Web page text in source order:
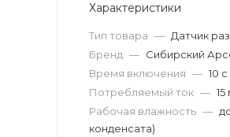
Характеристики
Тип товара — Датчик
Бренд — Сибирский
Время включения — 10 с
Потребляемый ток —
Рабочая влажность —
конденсата)